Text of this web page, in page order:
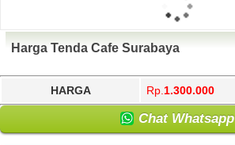
Harga Tenda Cafe Surabaya
HARGA Rp. 1.300.000
Chat Whatsapp